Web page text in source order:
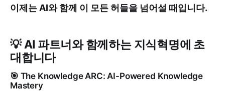
이제는 AI와 함께 이 모든 허들을 넘어설 때입니다.
💡 AI 파트너와 함께하는 지식혁명에 초
대합니다
🎯 The Knowledge ARC: AI-Powered Knowledge
Mastery